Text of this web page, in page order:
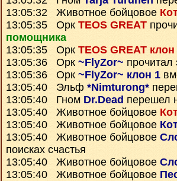
13:05:32 Животное бойцовое
13:05:35 Орк TEOS GREAT
помощника
13:05:35 Орк TEOS GREAT клон
13:05:36 Орк ~FlyZor~ прочитал
13:05:36 Орк ~FlyZor~ клон 1
13:05:40 Эльф *Nimturong*
13:05:40 Гном Dr.Dead перешел
13:05:40 Животное бойцовое
13:05:40 Животное бойцовое
13:05:40 Животное бойцовое
поисках счастья
13:05:40 Животное бойцовое
13:05:40 Животное бойцовое